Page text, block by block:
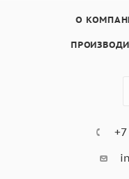
Передняя правая: 1,3
9 уровней мощности
Номинальная
О